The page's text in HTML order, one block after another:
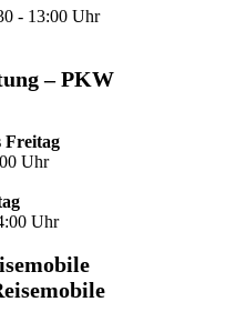
- 13:00 Uhr
– PKW
Freitag
Uhr
Uhr